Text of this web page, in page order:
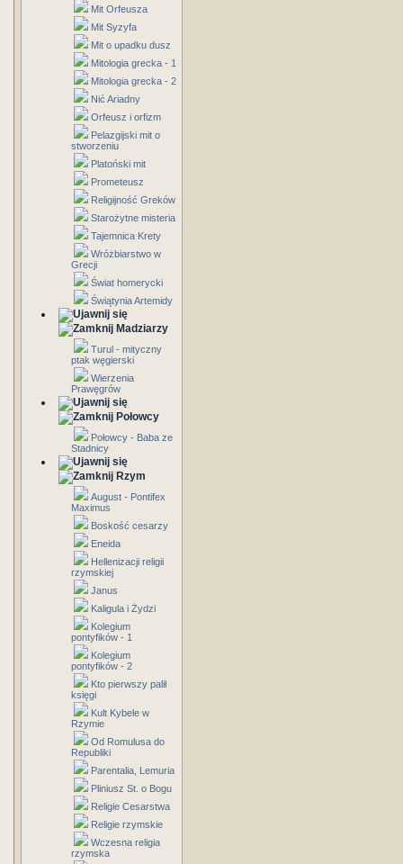
Mit Orfeusza
Mit Syzyfa
Mit o upadku dusz
Mitologia grecka - 1
Mitologia grecka - 2
Nić Ariadny
Orfeusz i orfizm
Pelazgijski mit o
stworzeniu
Platoński mit
Prometeusz
Religijność Greków
Starożytne misteria
Tajemnica Krety
Wróżbiarstwo w
Grecji
Świat homerycki
Świątynia Artemidy
Madziarzy
Turul - mityczny
ptak węgierski
Wierzenia
Prawęgrów
Połowcy
Połowcy - Baba ze
Stadnicy
Rzym
August - Pontifex
Maximus
Boskość cesarzy
Eneida
Hellenizacji religii
rzymskiej
Janus
Kaligula i Żydzi
Kolegium
pontyfików - 1
Kolegium
pontyfików - 2
Kto pierwszy palił
księgi
Kult Kybele w
Rzymie
Od Romulusa do
Republiki
Parentalia, Lemuria
Pliniusz St. o Bogu
Religie Cesarstwa
Religie rzymskie
Wczesna religia
rzymska